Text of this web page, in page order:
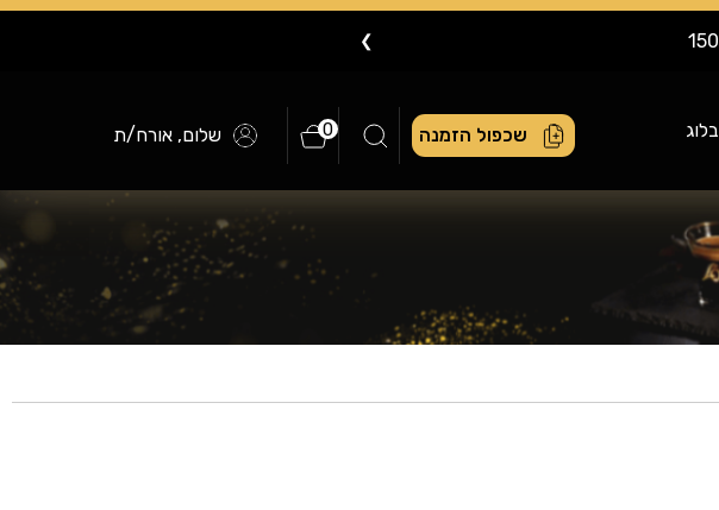
❯
שכפול הזמנה 0 שלום, אורח/ת בלוג